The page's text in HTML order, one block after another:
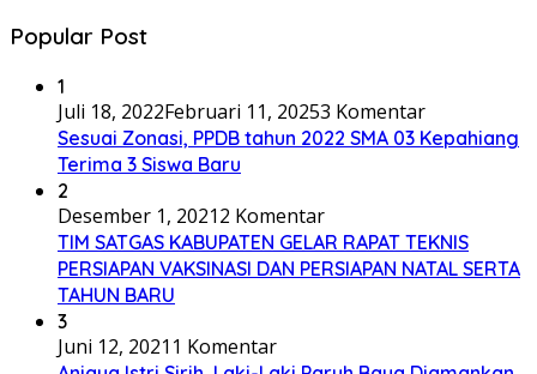
Popular Post
1
Juli 18, 2022Februari 11, 20253 Komentar
Sesuai Zonasi, PPDB tahun 2022 SMA 03 Kepahiang
Terima 3 Siswa Baru
2
Desember 1, 20212 Komentar
TIM SATGAS KABUPATEN GELAR RAPAT TEKNIS
PERSIAPAN VAKSINASI DAN PERSIAPAN NATAL SERTA
TAHUN BARU
3
Juni 12, 2021 1 Komentar